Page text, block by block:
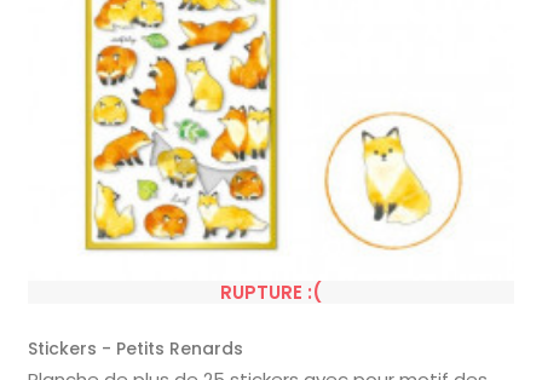
RUPTURE :(
Stickers - Petits Renards